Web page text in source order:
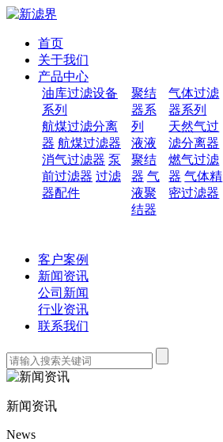
首页
关于我们
产品中心
油库过滤设备
系列
航煤过滤分离
器 航煤过滤器
消气过滤器 泵
前过滤器 过滤
器配件
聚结
器系
列
液液
聚结
器 气
液聚
结器
气体过滤
器系列
天然气过
滤分离器
燃气过滤
器 气体精
密过滤器
客户案例
新闻资讯
公司新闻
行业资讯
联系我们
新闻资讯
News